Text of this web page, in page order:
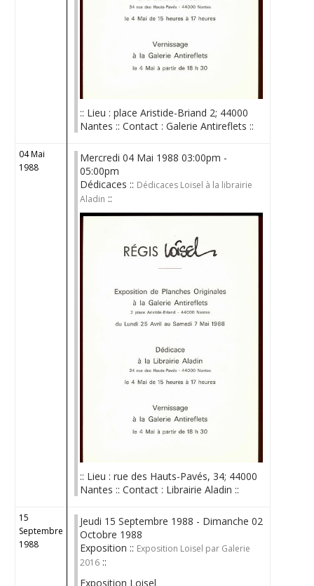
:: Lieu : place Aristide-Briand 2; 44000
Nantes :: Contact : Galerie Antireflets ::
04 Mai
1988
Mercredi 04 Mai 1988 03:00pm -
05:00pm
Dédicaces :: Dédicaces Loisel à la librairie
Aladin ::
:: Lieu : rue des Hauts-Pavés, 34; 44000
Nantes :: Contact : Librairie Aladin ::
15
Septembre
1988
Jeudi 15 Septembre 1988 - Dimanche 02
Octobre 1988
Exposition :: Exposition Loisel par Galerie
2016 ::
Exposition Loisel